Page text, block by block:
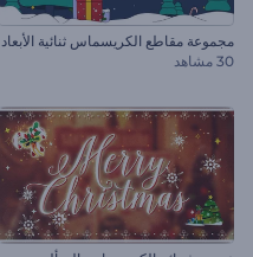
مجموعة مقاطع الكريسماس ثنائية الأبعاد
30 مشاهد